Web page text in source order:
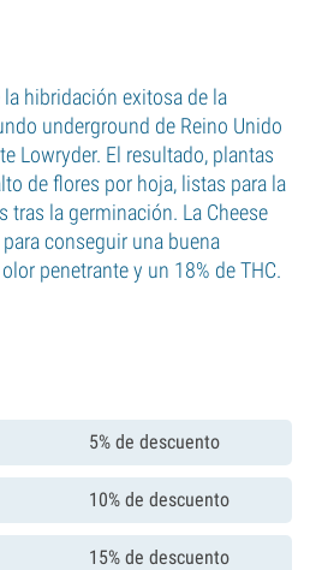
la hibridación exitosa de la
underground de Reino Unido
Lowryder. El resultado, plantas
de flores por hoja, listas para la
tras la germinación. La Cheese
conseguir una buena
penetrante y un 18% de THC.
5% de descuento
10% de descuento
15% de descuento